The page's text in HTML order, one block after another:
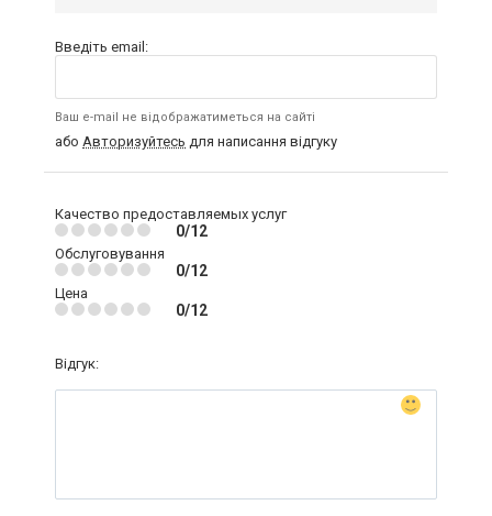
Введіть email:
Ваш e-mail не відображатиметься на сайті
або Авторизуйтесь для написання відгуку
Качество предоставляемых услуг
0/12
Обслуговування
0/12
Цена
0/12
Відгук: